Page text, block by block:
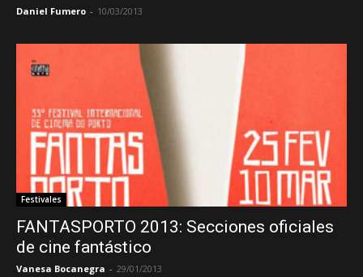
Daniel Fumero - 10/03/2013
Festivales
FANTASPORTO 2013: Secciones oficiales
de cine fantástico
Vanesa Bocanegra - 29/01/2013